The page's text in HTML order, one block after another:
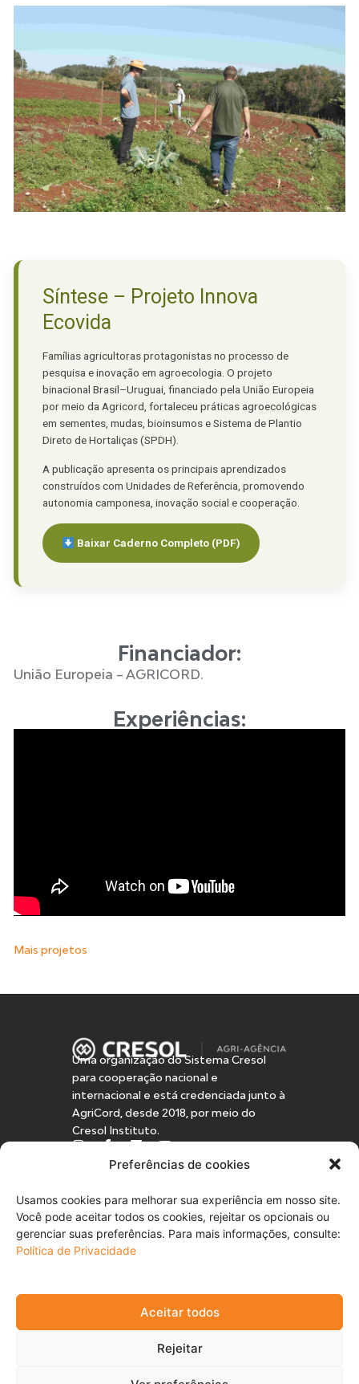
Preferências de cookies
Usamos cookies para melhorar sua experiência em nosso site.
Você pode aceitar todos os cookies, rejeitar os opcionais ou
gerenciar suas preferências. Para mais informações, consulte:
Política de Privacidade
Aceitar todos
Rejeitar
Síntese – Projeto Innova
Ecovida
Famílias agricultoras protagonistas no processo de
pesquisa e inovação em agroecologia. O projeto
binacional Brasil–Uruguai, financiado pela União Europeia
por meio da Agricord, fortaleceu práticas agroecológicas
em sementes, mudas, bioinsumos e Sistema de Plantio
Direto de Hortaliças (SPDH).
A publicação apresenta os principais aprendizados
construídos com Unidades de Referência, promovendo
autonomia camponesa, inovação social e cooperação.
Baixar Caderno Completo (PDF)
Financiador:
União Europeia – AGRICORD.
Experiências:
Mais projetos
Uma organização do Sistema Cresol
para cooperação nacional e
internacional e está credenciada junto à
AgriCord, desde 2018, por meio do
Cresol Instituto.
Navegação
Sobre nós
Projetos
Ambientes
Contato
E-mail: contato@cresolagriagencia.org
Política de Privacidade e Cookies